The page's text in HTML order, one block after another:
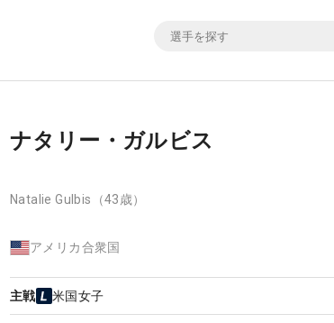
ナタリー・ガルビス
Natalie Gulbis （43歳）
アメリカ合衆国
主戦 米国女子